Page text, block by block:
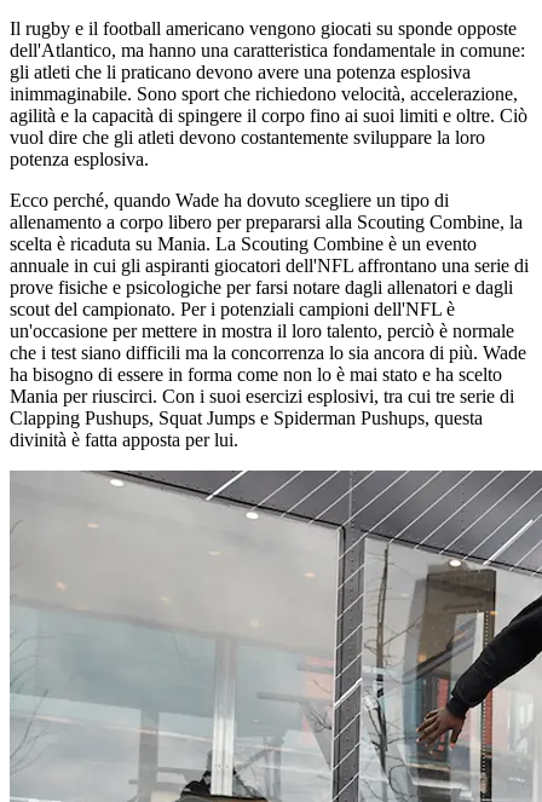
Il rugby e il football americano vengono giocati su sponde opposte
dell'Atlantico, ma hanno una caratteristica fondamentale in comune:
gli atleti che li praticano devono avere una potenza esplosiva
inimmaginabile. Sono sport che richiedono velocità, accelerazione,
agilità e la capacità di spingere il corpo fino ai suoi limiti e oltre. Ciò
vuol dire che gli atleti devono costantemente sviluppare la loro
potenza esplosiva.
Ecco perché, quando Wade ha dovuto scegliere un tipo di
allenamento a corpo libero per prepararsi alla Scouting Combine, la
scelta è ricaduta su Mania. La Scouting Combine è un evento
annuale in cui gli aspiranti giocatori dell'NFL affrontano una serie di
prove fisiche e psicologiche per farsi notare dagli allenatori e dagli
scout del campionato. Per i potenziali campioni dell'NFL è
un'occasione per mettere in mostra il loro talento, perciò è normale
che i test siano difficili ma la concorrenza lo sia ancora di più. Wade
ha bisogno di essere in forma come non lo è mai stato e ha scelto
Mania per riuscirci. Con i suoi esercizi esplosivi, tra cui tre serie di
Clapping Pushups, Squat Jumps e Spiderman Pushups, questa
divinità è fatta apposta per lui.